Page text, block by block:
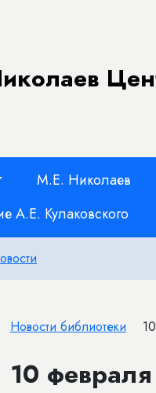
М.Е. Николаев
А.Е. Кулаковского
Новости библиотеки
​10